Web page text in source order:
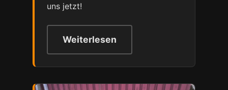
uns jetzt!
Weiterlesen